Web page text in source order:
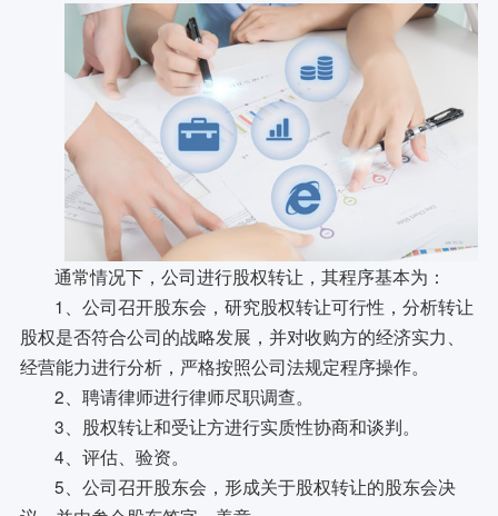
通常情况下，公司进行股权转让，其程序基本为：
1、公司召开股东会，研究股权转让可行性，分析转让
股权是否符合公司的战略发展，并对收购方的经济实力、
经营能力进行分析，严格按照公司法规定程序操作。
2、聘请律师进行律师尽职调查。
3、股权转让和受让方进行实质性协商和谈判。
4、评估、验资。
5、公司召开股东会，形成关于股权转让的股东会决